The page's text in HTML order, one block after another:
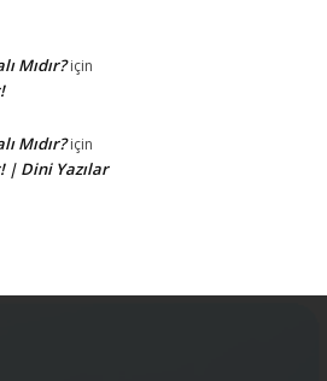
Mıdır?için
Mıdır?için
| Dini Yazılar